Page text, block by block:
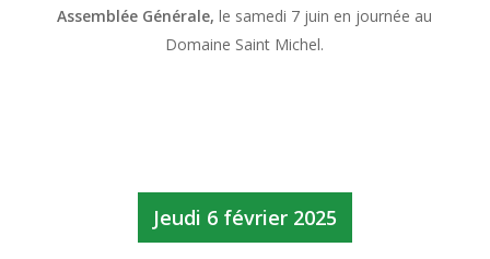
Assemblée Générale, le samedi 7 juin en journée au
Domaine Saint Michel.
Jeudi 6 février 2025